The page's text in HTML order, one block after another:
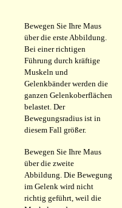
Bewegen Sie Ihre Maus
über die erste Abbildung.
Bei einer richtigen
Führung durch kräftige
Muskeln und
Gelenkbänder werden die
ganzen Gelenkoberflächen
belastet. Der
Bewegungsradius ist in
diesem Fall größer.
Bewegen Sie Ihre Maus
über die zweite
Abbildung. Die Bewegung
im Gelenk wird nicht
richtig geführt, weil die